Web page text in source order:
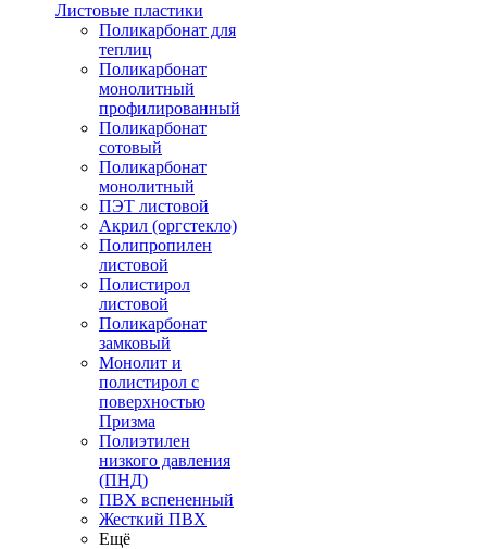
Листовые пластики
Поликарбонат для
теплиц
Поликарбонат
монолитный
профилированный
Поликарбонат
сотовый
Поликарбонат
монолитный
ПЭТ листовой
Акрил (оргстекло)
Полипропилен
листовой
Полистирол
листовой
Поликарбонат
замковый
Монолит и
полистирол с
поверхностью
Призма
Полиэтилен
низкого давления
(ПНД)
ПВХ вспененный
Жесткий ПВХ
Ещё